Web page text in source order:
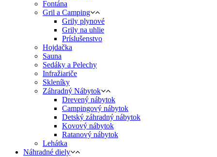
Fontána
Gril a Camping
Grily plynové
Grily na uhlie
Príslušenstvo
Hojdačka
Sauna
Sedáky a Pelechy
Infražiariče
Skleníky
Záhradný Nábytok
Drevený nábytok
Campingový nábytok
Detský záhradný nábytok
Kovový nábytok
Ratanový nábytok
Lehátka
Náhradné diely